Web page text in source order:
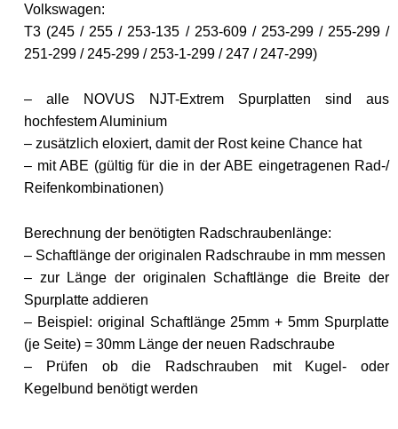
Volkswagen:
T3 (245 / 255 / 253-135 / 253-609 / 253-299 / 255-299 /
251-299 / 245-299 / 253-1-299 / 247 / 247-299)
– alle NOVUS NJT-Extrem Spurplatten sind aus
hochfestem Aluminium
– zusätzlich eloxiert, damit der Rost keine Chance hat
– mit ABE (gültig für die in der ABE eingetragenen Rad-/
Reifenkombinationen)
Berechnung der benötigten Radschraubenlänge:
– Schaftlänge der originalen Radschraube in mm messen
– zur Länge der originalen Schaftlänge die Breite der
Spurplatte addieren
– Beispiel: original Schaftlänge 25mm + 5mm Spurplatte
(je Seite) = 30mm Länge der neuen Radschraube
– Prüfen ob die Radschrauben mit Kugel- oder
Kegelbund benötigt werden